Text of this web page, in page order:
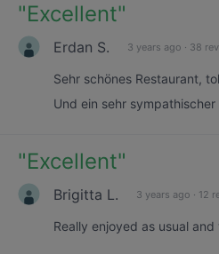
"Excellent"
Erdan S. 3 years ago · 38
Sehr schönes Restaurant,
Und ein sehr sympathischer
"Excellent"
Brigitta L. 3 years ago · 12
Really enjoyed as usual